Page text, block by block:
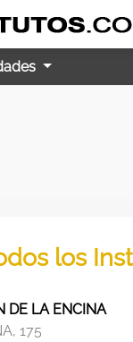
los
DE LA ENCINA
175